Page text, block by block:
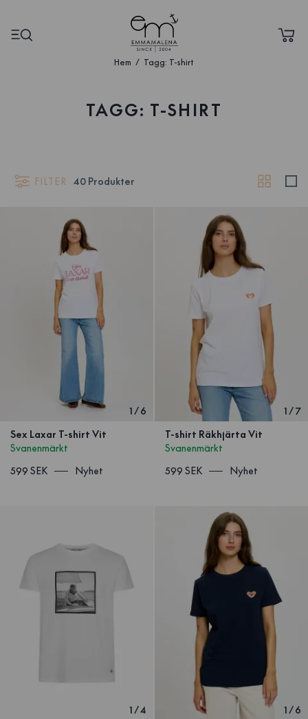
Hem Tagg: T-shirt
TAGG: T-SHIRT
FILTER 40 Produkter
1/6
Sex Laxar T-shirt Vit
Svanenmärkt
599 SEK
Nyhet
1/7
T-shirt Räkhjärta Vit
Svanenmärkt
599 SEK
Nyhet
1/4
1/6